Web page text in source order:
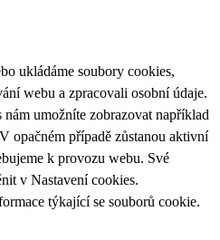
ukládáme soubory cookies,
webu a zpracovali osobní údaje.
umožníte zobrazovat například
opačném případě zůstanou aktivní
k provozu webu. Své
v Nastavení cookies.
týkající se souborů cookie.